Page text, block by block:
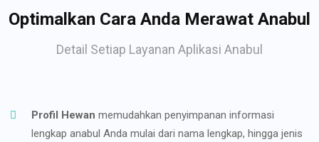
Optimalkan Cara Anda Merawat Anabul
Detail Setiap Layanan Aplikasi Anabul
Profil Hewan memudahkan penyimpanan informasi
lengkap anabul Anda mulai dari nama lengkap, hingga jenis